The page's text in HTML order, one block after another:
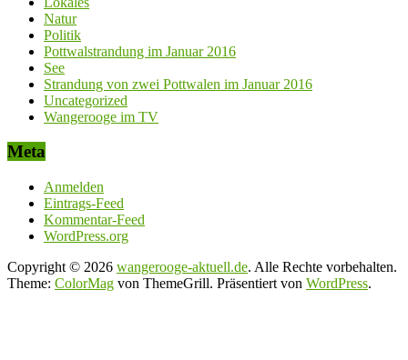
Natur
Politik
Pottwalstrandung im Januar 2016
See
Strandung von zwei Pottwalen im Januar 2016
Uncategorized
Wangerooge im TV
Meta
Anmelden
Eintrags-Feed
Kommentar-Feed
WordPress.org
Copyright © 2026 wangerooge-aktuell.de. Alle Rechte vorbehalten.
Theme: ColorMag von ThemeGrill. Präsentiert von WordPress.